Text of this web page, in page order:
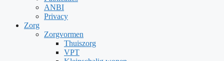
ANBI
Privacy
Zorg
Zorgvormen
Thuiszorg
VPT